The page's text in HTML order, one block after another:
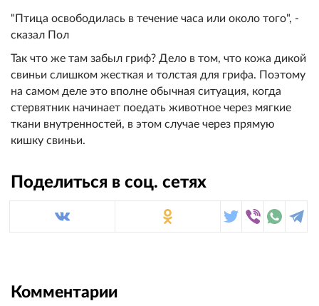
"Птица освободилась в течение часа или около того", -
сказал Пол
Так что же там забыл гриф? Дело в том, что кожа дикой
свиньи слишком жесткая и толстая для грифа. Поэтому
на самом деле это вполне обычная ситуация, когда
стервятник начинает поедать животное через мягкие
ткани внутренностей, в этом случае через прямую
кишку свиньи.
Поделиться в соц. сетях
Комментарии